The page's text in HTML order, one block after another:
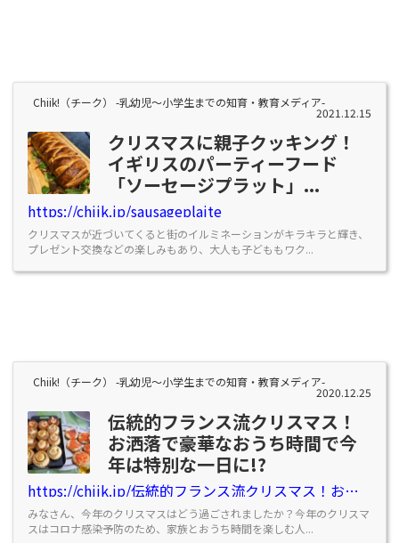
Chiik!（チーク） -乳幼児〜小学生までの知育・教育メディア-
2021.12.15
クリスマスに親子クッキング！
イギリスのパーティーフード
「ソーセージプラット」...
https://chiik.jp/sausageplaite
クリスマスが近づいてくると街のイルミネーションがキラキラと輝き、
プレゼント交換などの楽しみもあり、大人も子どももワク...
Chiik!（チーク） -乳幼児〜小学生までの知育・教育メディア-
2020.12.25
伝統的フランス流クリスマス！
お洒落で豪華なおうち時間で今
年は特別な一日に!?
https://chiik.jp/伝統的フランス流クリスマス！お洒落で豪華なお
みなさん、今年のクリスマスはどう過ごされましたか？今年のクリスマ
スはコロナ感染予防のため、家族とおうち時間を楽しむ人...